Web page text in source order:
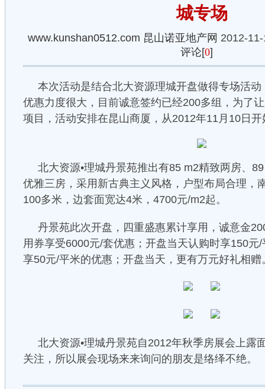
城专场
www.kunshan0512.com 昆山诺亚地产网 2012-
评论[0]
本次活动是结合北大资源理城开盘做得专场活
优惠力度很大，目前诚意签约已经200多组，为了
项目，活动安排在昆山商厦，从2012年11月10日
北大资源•理城丹景苑推出有85 m2精致两房、
优雅三房，采用新古典主义风格，户型布局合理，
100多米，边套面宽达4米，4700元/m2起。
丹景苑此次开盘，四重盛惠累计享用，诚意金
用券享受6000元/套优惠；开盘当天认购时享150元
享50元/平米的优惠；开盘当天，更有万元好礼相赠
北大资源•理城丹景苑自2012年秋季房展会上露
关注，所以展会现场来来询问的朋友是络绎不绝。